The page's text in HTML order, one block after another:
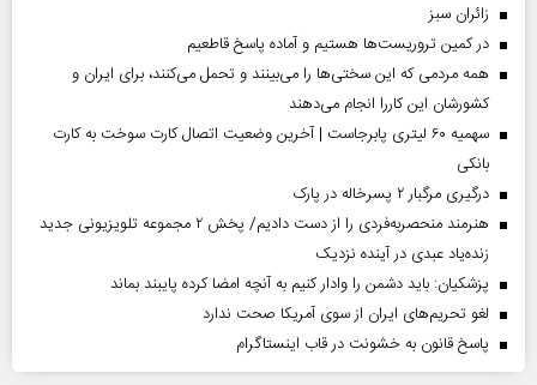
‌زائران سبز
در کمین تروریست‌ها هستیم و آماده پاسخ قاطعیم
همه مردمی که این سختی‌ها را می‌بینند و تحمل می‌کنند، برای ایران و
کشورشان این کاررا انجام می‌دهند
سهمیه ۶۰ لیتری پابرجاست | آخرین وضعیت اتصال کارت سوخت به کارت
بانکی
درگیری مرگبار ۲ پسرخاله در پارک
هنرمند منحصر‌به‌فردی را از دست دادیم/ پخش ۲ مجموعه تلویزیونی جدید
زنده‌یاد عبدی در آینده نزدیک
پزشکیان: باید دشمن را وادار کنیم به آنچه امضا کرده پایبند بماند
لغو تحریم‌های ایران از سوی آمریکا صحت ندارد
پاسخ قانون به خشونت در قاب اینستاگرام